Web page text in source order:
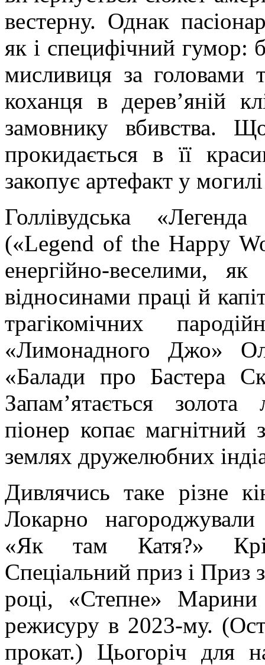
вестерну. Однак
як і специфічний гумор:
мисливиця за головами
коханця в дерев’яній
замовнику вбивства.
прокидається в її
закопує артефакт у
Голлівудська
(«Legend of the Happy
енергійно-веселими,
відносинами праці й
трагікомічних
«Лимонадного Джо»
«Балади про Бастера
Запам’ятається
піонер копає магнітний
землях дружелюбних
Дивлячись таке різне
Локарно нагороджували
«Як там Катя?»
Спеціальний приз і Приз
році, «Степне»
режисуру в 2023-му.
прокат.) Цьогоріч для